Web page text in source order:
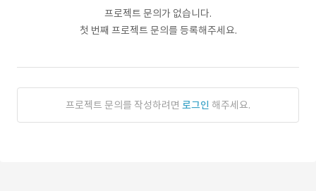
프로젝트 문의가 없습니다.
첫 번째 프로젝트 문의를 등록해주세요.
프로젝트 문의를 작성하려면 로그인 해주세요.